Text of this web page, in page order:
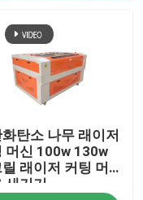
탄소 나무 래이저
머신 100w 130w
래이저 커팅 머
새기기